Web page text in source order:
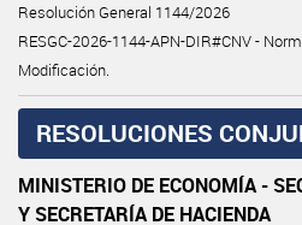
Resolución General 1144/2026
RESGC-2026-1144-APN-DIR#CNV -
Modificación.
RESOLUCIONES
MINISTERIO DE ECONOMÍA -
Y SECRETARÍA DE HACIENDA